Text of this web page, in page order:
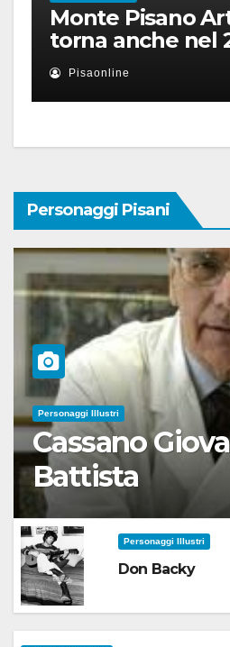
Monte Pisano
torna anche nel
Pisaonline
Personaggi Pisani
Personaggi Illustri
Cassano
Battista
Personaggi Illustri
Don Backy